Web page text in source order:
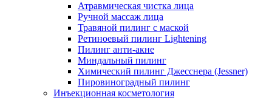
Атравмическая чистка лица
Ручной массаж лица
Травяной пилинг с маской
Ретиноевый пилинг Lightening
Пилинг анти-акне
Миндальный пилинг
Химический пилинг Джесснера (Jessner)
Пировиноградный пилинг
Инъекционная косметология